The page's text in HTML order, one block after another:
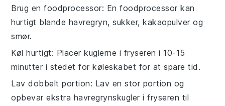
Brug en foodprocessor: Enfoodprocessor kan
hurtigt blande havregryn,sukker,kakaopulver og
smør.
Køl hurtigt: Placer kuglerne i fryseren i 10-15
minutter i stedet for køleskabet for at spare tid.
Lav dobbelt portion: Lav en stor portion og
opbevar ekstra havregrynskugler i fryseren til